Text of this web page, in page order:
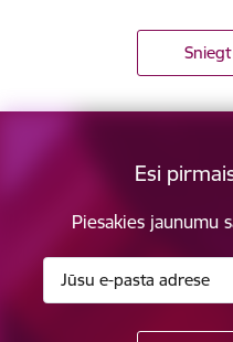
Esi
Piesakies jaunumu